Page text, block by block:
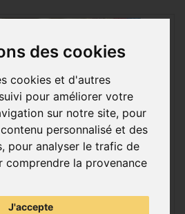
des cookies
cookies et d'autres
pour améliorer votre
sur notre site, pour
personnalisé et des
pour analyser le trafic de
comprendre la provenance
J'accepte